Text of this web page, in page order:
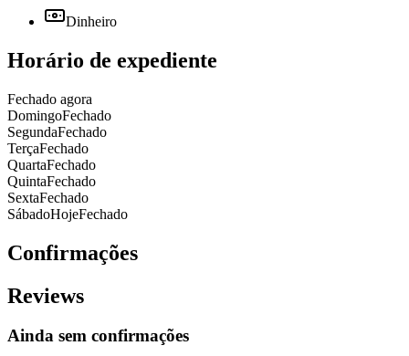
Dinheiro
Horário de expediente
Fechado agora
DomingoFechado
SegundaFechado
TerçaFechado
QuartaFechado
QuintaFechado
SextaFechado
SábadoHojeFechado
Confirmações
Reviews
Ainda sem confirmações